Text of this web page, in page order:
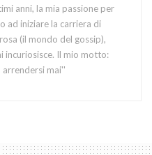
anni, la mia passione per
ad iniziare la carriera di
(il mondo del gossip),
incuriosisce. Il mio motto:
arrendersi mai''